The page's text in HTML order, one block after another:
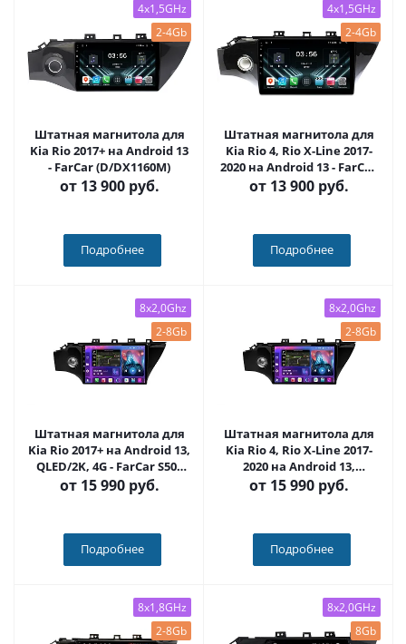
4x1,5GHz
2-4Gb
Штатная магнитола для
Kia Rio 2017+ на Android 13
- FarCar (D/DX1160M)
от 13 900 руб.
Подробнее
4x1,5GHz
2-4Gb
Штатная магнитола для
Kia Rio 4, Rio X-Line 2017-
2020 на Android 13 - FarCar
(D/DX1105M)
от 13 900 руб.
Подробнее
8x2,0Ghz
2-8Gb
Штатная магнитола для
Kia Rio 2017+ на Android 13,
QLED/2K, 4G - FarCar S500
Plus (1160M)
от 15 990 руб.
Подробнее
8x2,0Ghz
2-8Gb
Штатная магнитола для
Kia Rio 4, Rio X-Line 2017-
2020 на Android 13,
QLED/2K, 4G - FarCar S500
Plus (1105M)
от 15 990 руб.
Подробнее
8x1,8GHz
2-8Gb
8x2,0GHz
8Gb